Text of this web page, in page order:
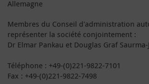
Allemagne
Membres du Conseil d'administration
représenter la société conjointement :
Dr Elmar Pankau et Douglas Graf Saurma-
Téléphone : +49-(0)221-9822-7101
Fax : +49-(0)221-9822-7498